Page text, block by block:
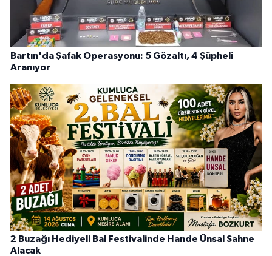
Bartın'da Şafak Operasyonu: 5 Gözaltı, 4 Şüpheli
Aranıyor
2 Buzağı Hediyeli Bal Festivalinde Hande Ünsal Sahne
Alacak